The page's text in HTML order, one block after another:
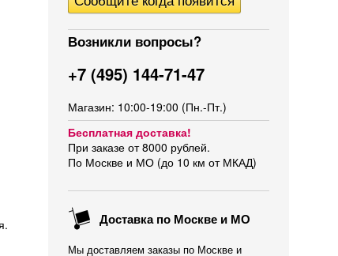
Возникли вопросы?
+7 (495) 144-71-47
Магазин: 10:00-19:00 (Пн.-Пт.)
Бесплатная доставка!
При заказе от 8000 рублей.
По Москве и МО (до 10 км от МКАД)
Доставка по Москве и МО
Мы доставляем заказы по Москве и